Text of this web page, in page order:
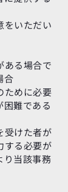
をいただい
ある場合で
合
ために必要
難である
受けた者が
する必要が
り当該事務